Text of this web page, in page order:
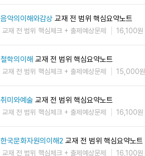
음악의이해와감상 교재 전 범위 핵심요약노트
교재 전 범위 핵심체크 + 출제예상문제 16,100원
철학의이해 교재 전 범위 핵심요약노트
교재 전 범위 핵심체크 + 출제예상문제 15,000원
취미와예술 교재 전 범위 핵심요약노트
교재 전 범위 핵심체크 + 출제예상문제 16,100원
한국문화자원의이해2 교재 전 범위 핵심요약노트
교재 전 범위 핵심체크 + 출제예상문제 16,100원